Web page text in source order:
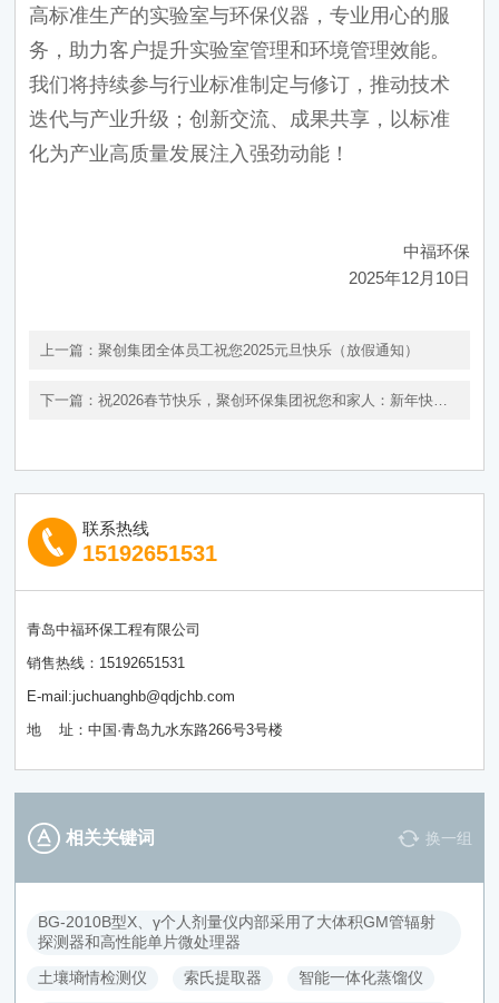
高标准生产的实验室与环保仪器，专业用心的服
务，助力客户提升实验室管理和环境管理效能。
我们将持续参与行业标准制定与修订，推动技术
迭代与产业升级；创新交流、成果共享，以标准
化为产业高质量发展注入强劲动能！
中福环保
2025年12月10日
上一篇：聚创集团全体员工祝您2025元旦快乐（放假通知）
下一篇：祝2026春节快乐，聚创环保集团祝您和家人：新年快
联系热线
15192651531
青岛中福环保工程有限公司
销售热线：15192651531
E-mail:juchuanghb@qdjchb.com
地 址：中国·青岛九水东路266号3号楼
相关关键词 换一组
BG-2010B型X、γ个人剂量仪内部采用了大体积GM管辐射
探测器和高性能单片微处理器
土壤墒情检测仪
索氏提取器
智能一体化蒸馏仪